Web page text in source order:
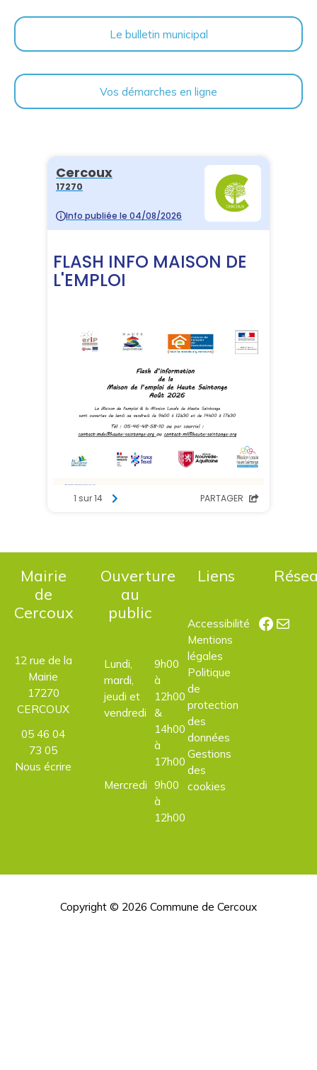
Le bulletin municipal
Vos démarches en ligne
Mairie
de
Cercoux
12 rue de la
Mairie
17270
CERCOUX
05 46 04
73 05
Nous écrire
Ouverture
au
public
Lundi,
mardi,
jeudi et
vendredi
9h00
à
12h00
&
14h00
à
17h00
Mercredi 9h00
à
12h00
Liens
Accessibilité
Mentions
légales
Politique
de
protection
des
données
Gestions
des
cookies
E-mail
Copyright © 2026 Commune de Cercoux